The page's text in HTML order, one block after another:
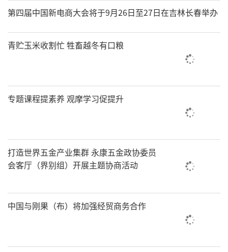
第四届中国新电商大会将于9月26日至27日在吉林长春举办
青贮玉米收割忙 牲畜越冬有口粮
专题课程提素养 观摩学习促提升
打造世界五金产业集群 永康五金政协委员
会客厅（界别组）开展主题协商活动
中国与刚果（布）将加强经贸商务合作